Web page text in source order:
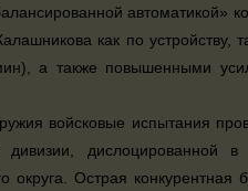
автоматикой»
как по устройству,
а также повышенными
войсковые испытания
дислоцированной
округа. Острая